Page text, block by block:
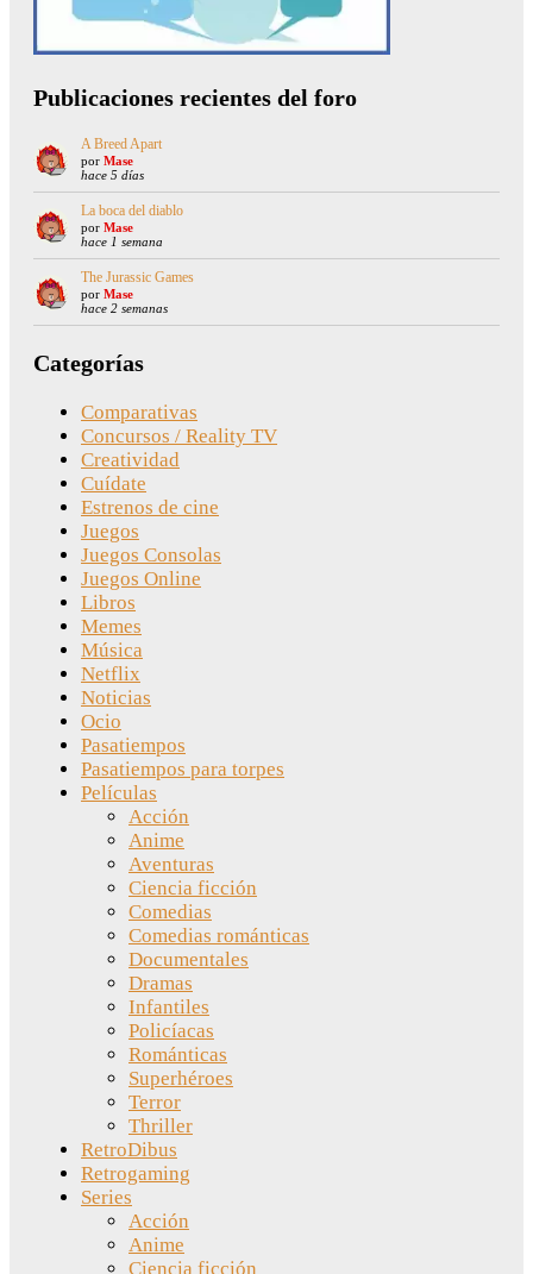
Publicaciones recientes del foro
A Breed Apart
por Mase
hace 5 días
La boca del diablo
por Mase
hace 1 semana
The Jurassic Games
por Mase
hace 2 semanas
Categorías
Comparativas
Concursos / Reality TV
Creatividad
Cuídate
Estrenos de cine
Juegos
Juegos Consolas
Juegos Online
Libros
Memes
Música
Netflix
Noticias
Ocio
Pasatiempos
Pasatiempos para torpes
Películas
Acción
Anime
Aventuras
Ciencia ficción
Comedias
Comedias románticas
Documentales
Dramas
Infantiles
Policíacas
Románticas
Superhéroes
Terror
Thriller
RetroDibus
Retrogaming
Series
Acción
Anime
Ciencia ficción